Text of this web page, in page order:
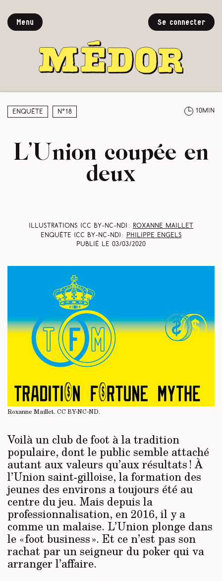
Menu Se connecter
Enquête N°18 10min
L’Union coupée en
deux
Illustrations (CC BY-NC-ND) : Roxanne Maillet
Enquête (CC BY-NC-ND) :
Philippe Engels
Publié le 03/03/2020
Roxanne Maillet. CC BY-NC-ND.
Voilà un club de foot à la tradition
populaire, dont le public semble attaché
autant aux valeurs qu’aux résultats ! À
l’Union saint-gilloise, la formation des
jeunes des environs a toujours été au
centre du jeu. Mais depuis la
professionnalisation, en 2016, il y a
comme un malaise. L’Union plonge dans
le « foot business ». Et ce n’est pas son
rachat par un seigneur du poker qui va
arranger l’affaire.